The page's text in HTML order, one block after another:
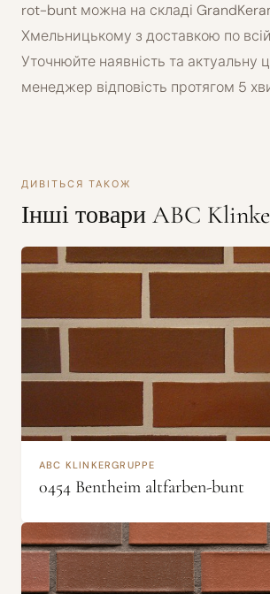
rot-bunt можна на складі
Хмельницькому з доставкою по всій
Уточнюйте наявність та актуальну
менеджер відповість протягом 5
ДИВІТЬСЯ ТАКОЖ
Інші товари ABC
ABC KLINKERGRUPPE
0454 Bentheim altfarben-bunt